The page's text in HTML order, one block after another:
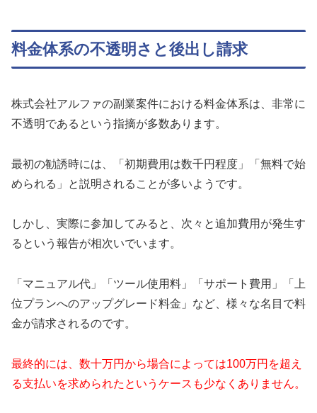
料金体系の不透明さと後出し請求
株式会社アルファの副業案件における料金体系は、非常に
不透明であるという指摘が多数あります。
最初の勧誘時には、「初期費用は数千円程度」「無料で始
められる」と説明されることが多いようです。
しかし、実際に参加してみると、次々と追加費用が発生す
るという報告が相次いでいます。
「マニュアル代」「ツール使用料」「サポート費用」「上
位プランへのアップグレード料金」など、様々な名目で料
金が請求されるのです。
最終的には、数十万円から場合によっては100万円を超え
る支払いを求められたというケースも少なくありません。